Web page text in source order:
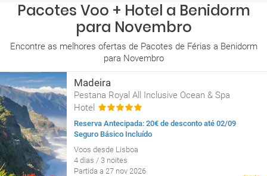
Pacotes Voo + Hotel a Benidorm
para Novembro
Encontre as melhores ofertas de Pacotes de Férias a Benidorm
para Novembro
Madeira
Pestana Royal All Inclusive Ocean & Spa
Hotel
Reserva Antecipada: 20€ de desconto até 02/09
Seguro Básico Incluído
Voos desde Lisboa
4 dias / 3 noites
Partida a 27 nov 2026